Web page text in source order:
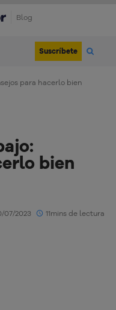
Blog
Suscríbete
para hacerlo bien
bien
07/2023 11mins de lectura